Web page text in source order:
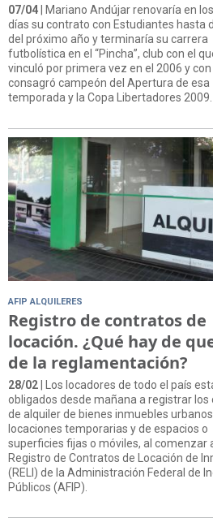
07/04 | Mariano Andújar renovaría en
días su contrato con Estudiantes hasta
del próximo año y terminaría su carrera
futbolística en el “Pincha”, club con el
vinculó por primera vez en el 2006 y con
consagró campeón del Apertura de esa
temporada y la Copa Libertadores 2009.
AFIP ALQUILERES
Registro de contratos de
locación. ¿Qué hay de
de la reglamentación?
28/02| Los locadores de todo el país
obligados desde mañana a registrar los
de alquiler de bienes inmuebles
locaciones temporarias y de espacios o
superficies fijas o móviles, al comenzar
Registro de Contratos de Locación de
(RELI) de la Administración Federal de
Públicos (AFIP).